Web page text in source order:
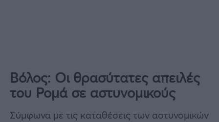
Βόλος: Οι θρασύτατες απειλές
του Ρομά σε αστυνομικούς
Σύμφωνα με τις καταθέσεις των αστυνομικών